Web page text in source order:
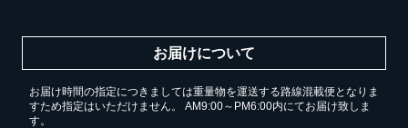
お届けについて
お届け時間の指定につきましては重量物を運送する路線混載便となりま
すため指定はいただけません。 AM9:00～PM6:00内にてお届け致しま
す。